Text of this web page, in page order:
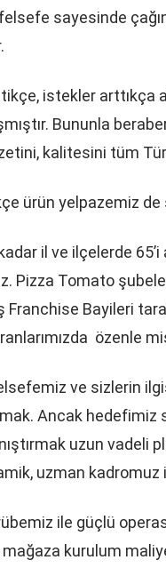
sayesinde
istekler arttıkça
Bununla
kalitesini tüm
ürün yelpazemiz
il ve ilçelerde
Pizza Tomato
Franchise Bayileri
özenle
ve sizlerin
Ancak hedefimiz
uzun vadeli
uzman kadromuz
ile güçlü
kurulum